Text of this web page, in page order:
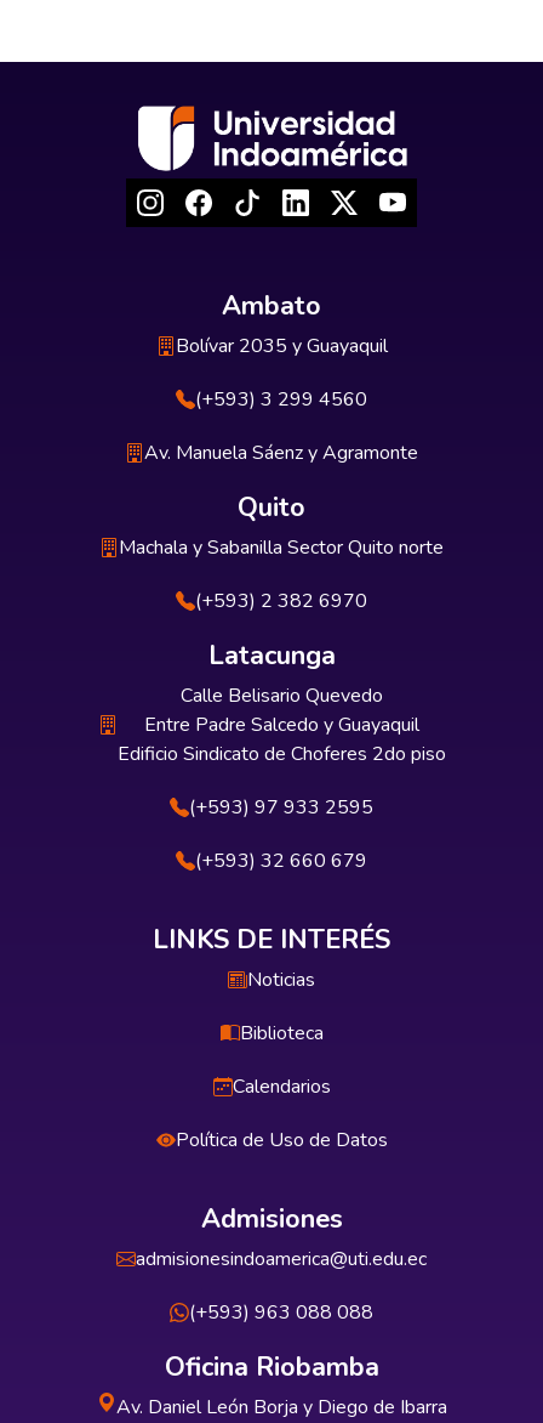
Ambato
Bolívar 2035 y Guayaquil
(+593) 3 299 4560
Av. Manuela Sáenz y Agramonte
Quito
Machala y Sabanilla Sector Quito norte
(+593) 2 382 6970
Latacunga
Calle Belisario Quevedo
Entre Padre Salcedo y Guayaquil
Edificio Sindicato de Choferes 2do piso
(+593) 97 933 2595
(+593) 32 660 679
LINKS DE INTERÉS
Noticias
Biblioteca
Calendarios
Política de Uso de Datos
Admisiones
admisionesindoamerica@uti.edu.ec
(+593) 963 088 088
Oficina Riobamba
Av. Daniel León Borja y Diego de Ibarra